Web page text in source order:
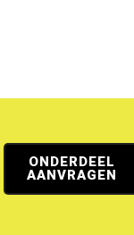
ONDERDEEL
AANVRAGEN